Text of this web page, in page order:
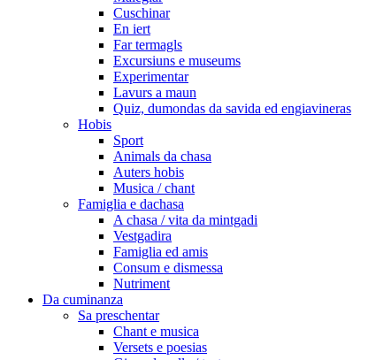
Cuschinar
En iert
Far termagls
Excursiuns e museums
Experimentar
Lavurs a maun
Quiz, dumondas da savida ed engiavineras
Hobis
Sport
Animals da chasa
Auters hobis
Musica / chant
Famiglia e dachasa
A chasa / vita da mintgadi
Vestgadira
Famiglia ed amis
Consum e dismessa
Nutriment
Da cuminanza
Sa preschentar
Chant e musica
Versets e poesias